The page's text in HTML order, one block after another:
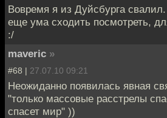
Вовремя я из Дуйсбурга
еще ума сходить посмотреть,
:/
maveric »
#68 | 27.07.10 09:21
Неожиданно появилась явная
"только массовые расстрелы
спасет мир" ))